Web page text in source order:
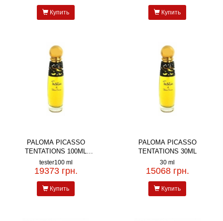
Купить Купить
PALOMA PICASSO
TENTATIONS 100ML
TESTER
tester100 ml
19373 грн.
Купить
PALOMA PICASSO
TENTATIONS 30ML
30 ml
15068 грн.
Купить